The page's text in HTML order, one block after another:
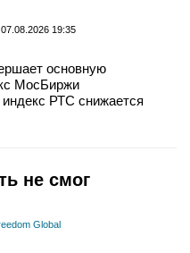
07.08.2026 19:35
основную
МосБиржи
РТС снижается
не смог
Global